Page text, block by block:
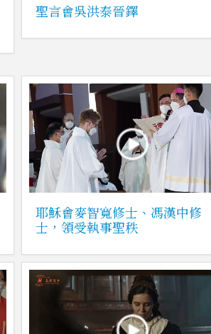
聖言會吳洪泰晉鐸
耶穌會麥智寬修士、馮漢中修
士，領受執事聖秩